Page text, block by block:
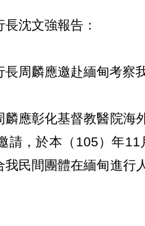
沈文強報告：
周麟應邀赴緬甸考察
應彰化基督教醫院海
請，於本（105）年
民間團體在緬甸進行